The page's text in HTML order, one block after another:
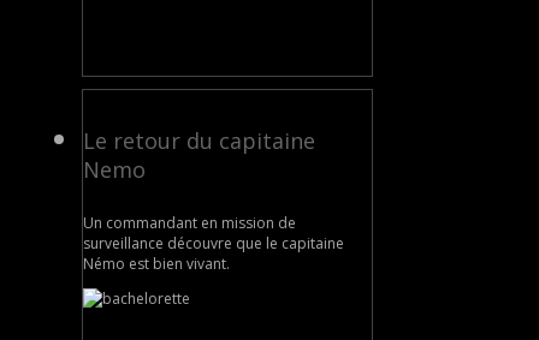
Le retour du capitaine
Nemo
Un commandant en mission de
surveillance découvre que le capitaine
Némo est bien vivant.